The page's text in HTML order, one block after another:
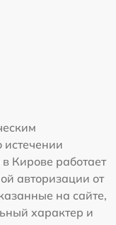
истечении
Кирове работает
авторизации от
на сайте,
характер и